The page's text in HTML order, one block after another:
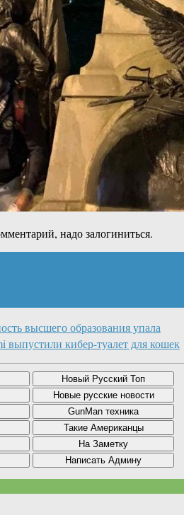
надо залогиниться.
высшего образования упала
выпустили кибер-туалет для кошек